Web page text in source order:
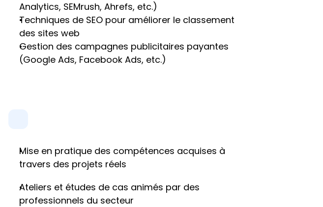
Analytics, SEMrush, Ahrefs, etc.)
Techniques de SEO pour améliorer le classement
des sites web
Gestion des campagnes publicitaires payantes
(Google Ads, Facebook Ads, etc.)
Mise en pratique des compétences acquises à
travers des projets réels
Ateliers et études de cas animés par des
professionnels du secteur